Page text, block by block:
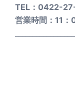
TEL：0422-
営業時間：11